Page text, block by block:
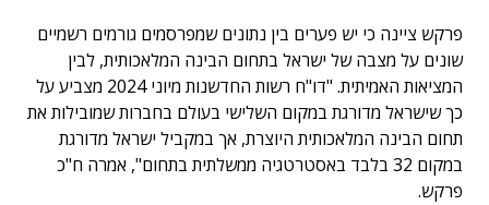
פרקש ציינה כי יש פערים בין נתונים שמפרסמים גורמים רשמיים
שונים על מצבה של ישראל בתחום הבינה המלאכותית, לבין
המציאות האמיתית. "דו"ח רשות החדשנות מיוני 2024 מצביע על
כך שישראל מדורגת במקום השלישי בעולם בחברות שמובילות את
תחום הבינה המלאכותית היוצרת, אך במקביל ישראל מדורגת
במקום 32 בלבד באסטרטגיה ממשלתית בתחום", אמרה ח"כ
פרקש.